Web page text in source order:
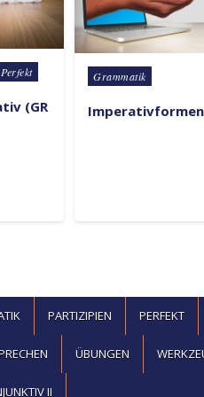
Perfekt
(GR
Posted in
Grammatik
PARTIZIPIEN PERFEKT
ÜBUNGEN
II